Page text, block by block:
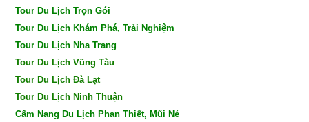
Tour Du Lịch Trọn Gói
Tour Du Lịch Khám Phá, Trải Nghiệm
Tour Du Lịch Nha Trang
Tour Du Lịch Vũng Tàu
Tour Du Lịch Đà Lạt
Tour Du Lịch Ninh Thuận
Cẩm Nang Du Lịch Phan Thiết, Mũi Né